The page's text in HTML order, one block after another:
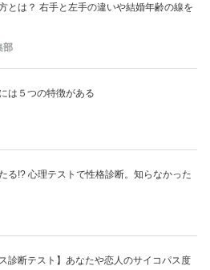
とは？ 右手と左手の違いや結婚年齢の線を
部
は５つの特徴がある
たる!? 心理テストで性格診断。知らなかった
ス診断テスト】あなたや恋人のサイコパス度